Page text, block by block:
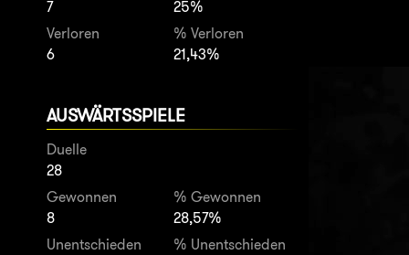
7
25%
Verloren
6
% Verloren
21,43%
AUSWÄRTSSPIELE
Duelle
28
Gewonnen
8
% Gewonnen
28,57%
Unentschieden
% Unentschieden